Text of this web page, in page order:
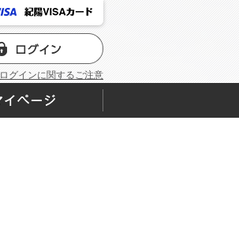
ログインに関するご注意